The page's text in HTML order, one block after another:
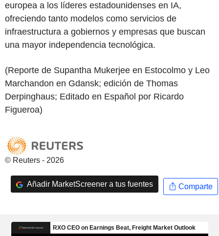
europea a los líderes estadounidenses en IA,
ofreciendo tanto modelos como servicios de
infraestructura a gobiernos y empresas que buscan
una mayor independencia tecnológica.
(Reporte de Supantha Mukerjee en Estocolmo y Leo
Marchandon en Gdansk; edición de Thomas
Derpinghaus; Editado en Español por Ricardo
Figueroa)
© Reuters - 2026
Añadir MarketScreener a tus fuentes Comparte